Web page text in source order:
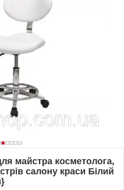
майстра косметолога,
салону краси Білий